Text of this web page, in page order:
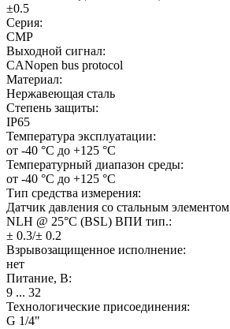
±0.5
Серия:
CMP
Выходной сигнал:
CANopen bus protocol
Материал:
Нержавеющая сталь
Степень защиты:
IP65
Температура эксплуатации:
от -40 °C до +125 °C
Температурный диапазон среды:
от -40 °C до +125 °C
Тип средства измерения:
Датчик давления со стальным элементом
NLH @ 25°C (BSL) ВПИ тип.:
± 0.3/± 0.2
Взрывозащищенное исполнение:
нет
Питание, В:
9 ... 32
Технологические присоединения:
G 1/4"